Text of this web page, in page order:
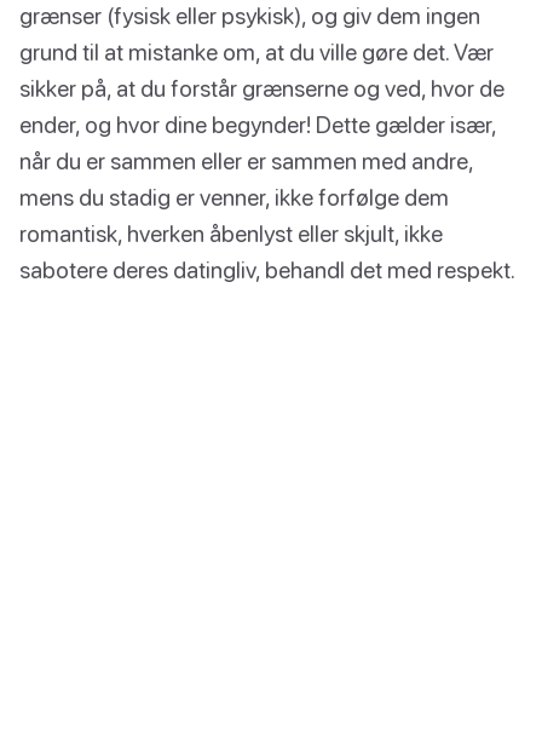
grænser (fysisk eller psykisk), og giv dem ingen
grund til at mistanke om, at du ville gøre det. Vær
sikker på, at du forstår grænserne og ved, hvor de
ender, og hvor dine begynder! Dette gælder især,
når du er sammen eller er sammen med andre,
mens du stadig er venner, ikke forfølge dem
romantisk, hverken åbenlyst eller skjult, ikke
sabotere deres datingliv, behandl det med respekt.